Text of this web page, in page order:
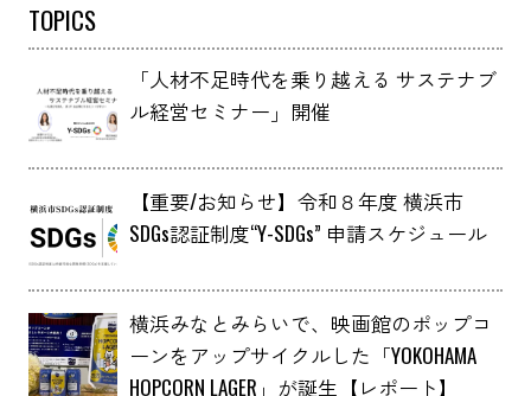
TOPICS
「人材不足時代を乗り越える サステナブ
ル経営セミナー」開催
【重要/お知らせ】令和８年度 横浜市
SDGs認証制度“Y-SDGs” 申請スケジュール
横浜みなとみらいで、映画館のポップコ
ーンをアップサイクルした「YOKOHAMA
HOPCORN LAGER」が誕生【レポート】